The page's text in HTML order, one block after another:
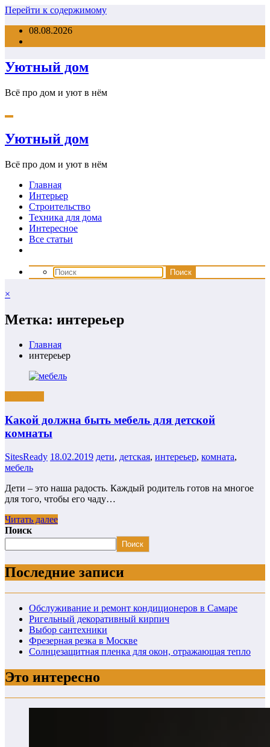
Перейти к содержимому
08.08.2026
Уютный дом
Всё про дом и уют в нём
Уютный дом
Всё про дом и уют в нём
Главная
Интерьер
Строительство
Техника для дома
Интересное
Все статьи
×
Метка: интереьер
Главная
интереьер
Какой должна быть мебель для детской
комнаты
SitesReady 18.02.2019 дети, детская, интереьер, комната,
мебель
Дети – это наша радость. Каждый родитель готов на многое
для того, чтобы его чаду…
Читать далее
Поиск
Поиск
Последние записи
Обслуживание и ремонт кондиционеров в Самаре
Ригельный декоративный кирпич
Выбор сантехники
Фрезерная резка в Москве
Солнцезащитная пленка для окон, отражающая тепло
Это интересно